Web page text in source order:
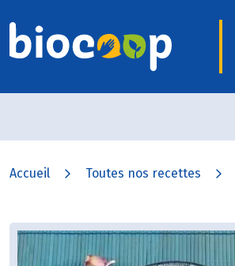
Accueil Toutes nos recettes